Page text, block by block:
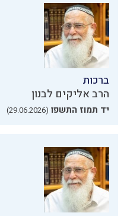
ברכות
הרב אליקים לבנון
יד תמוז התשפו (29.06.2026)